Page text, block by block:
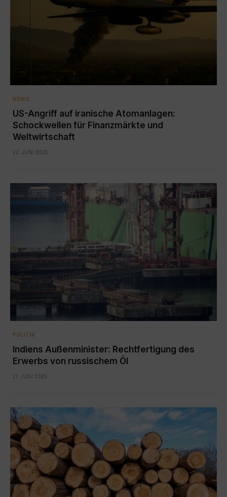
NEWS
US-Angriff auf iranische Atomanlagen:
Schockwellen für Finanzmärkte und
Weltwirtschaft
22. JUNI 2025
POLITIK
Indiens Außenminister: Rechtfertigung des
Erwerbs von russischem Öl
21. JUNI 2025